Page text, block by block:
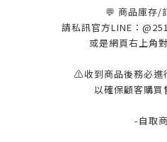
💬 商品庫存/
請私訊官方LINE：
或是網頁右上角
⚠️收到商品後務必進
以確保顧客購買
-自取